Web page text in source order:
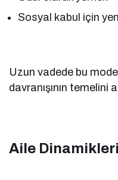
Sosyal kabul için
Uzun vadede bu
davranışının temelini
Aile